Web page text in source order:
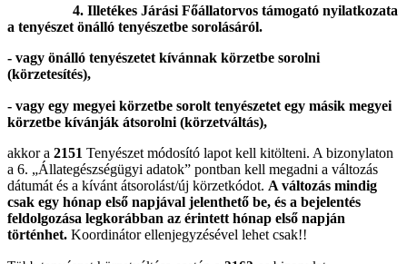
4. Illetékes Járási Főállatorvos támogató nyilatkozata
a tenyészet önálló tenyészetbe sorolásáról.
- vagy önálló tenyészetet kívánnak körzetbe sorolni
(körzetesítés),
- vagy egy megyei körzetbe sorolt tenyészetet egy másik megyei
körzetbe kívánják átsorolni (körzetváltás),
akkor a 2151 Tenyészet módosító lapot kell kitölteni. A bizonylaton
a 6. „Állategészségügyi adatok” pontban kell megadni a változás
dátumát és a kívánt átsorolást/új körzetkódot. A változás mindig
csak egy hónap első napjával jelenthető be, és a bejelentés
feldolgozása legkorábban az érintett hónap első napján
történhet. Koordinátor ellenjegyzésével lehet csak!!